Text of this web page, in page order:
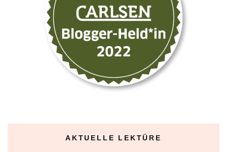
AKTUELLE LEKTÜRE